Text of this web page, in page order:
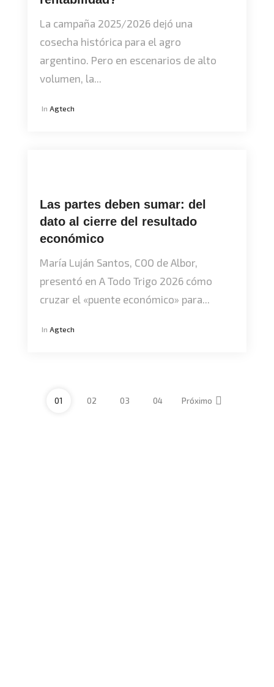
La campaña 2025/2026 dejó una
cosecha histórica para el agro
argentino. Pero en escenarios de alto
volumen, la...
In Agtech
Las partes deben sumar: del
dato al cierre del resultado
económico
María Luján Santos, COO de Albor,
presentó en A Todo Trigo 2026 cómo
cruzar el «puente económico» para...
In Agtech
01 02 03 04 Próximo